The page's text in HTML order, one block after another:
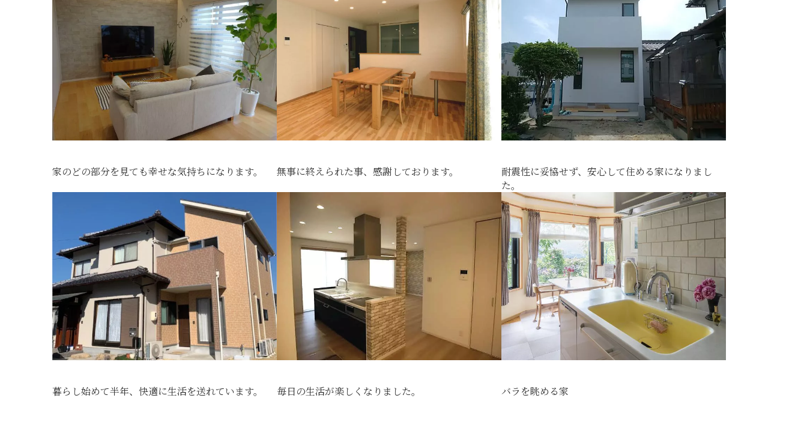
家のどの部分を見ても幸せな気持ちになります。 無事に終えられた事、感謝しております。
耐震性に妥協せず、安心して住める家になりまし
た。
暮らし始めて半年、快適に生活を送れています。 毎日の生活が楽しくなりました。 バラを眺める家